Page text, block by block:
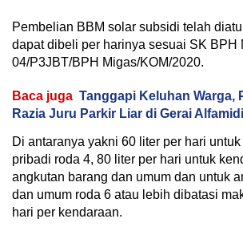
Pembelian BBM solar subsidi telah
dapat dibeli per harinya sesuai SK BPH
04/P3JBT/BPH Migas/KOM/2020.
Baca juga Tanggapi Keluhan Warga,
Razia Juru Parkir Liar di Gerai
Di antaranya yakni 60 liter per hari
pribadi roda 4, 80 liter per hari untuk
angkutan barang dan umum dan untuk
dan umum roda 6 atau lebih dibatasi
hari per kendaraan.